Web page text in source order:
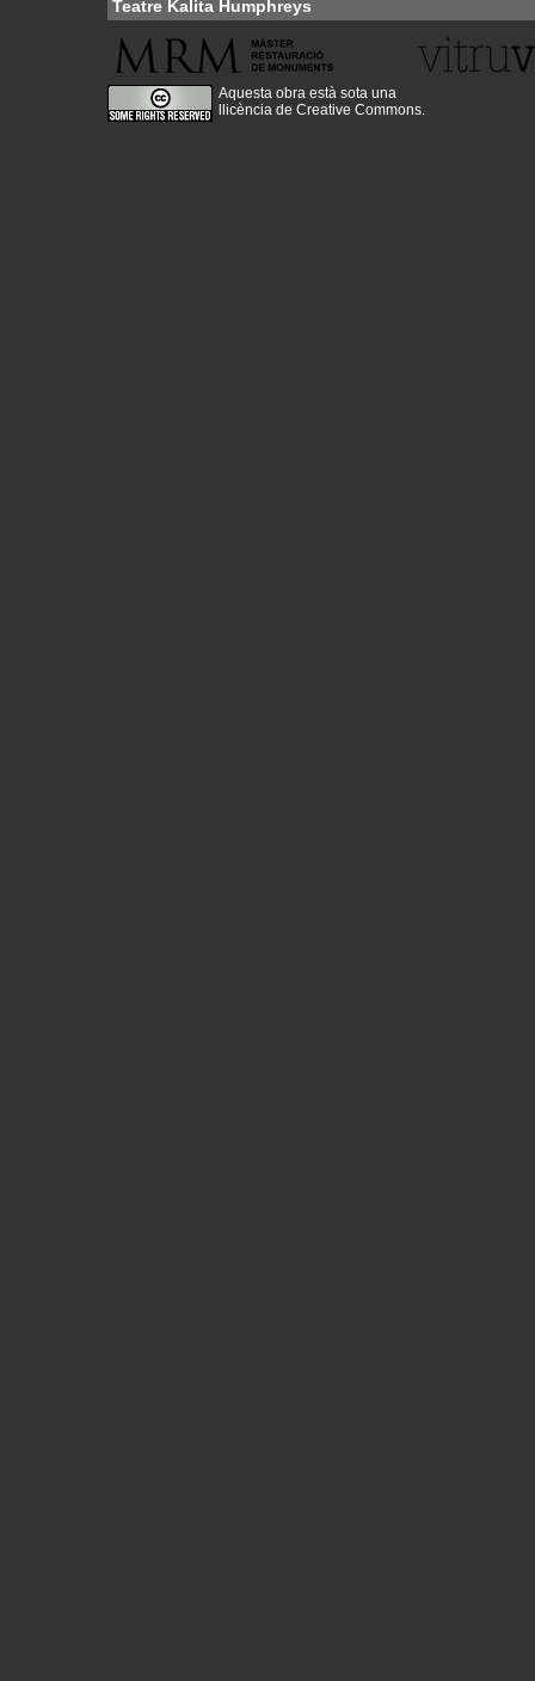
Teatre Kalita Humphreys
Aquesta obra està sota una
llicència de Creative Commons.